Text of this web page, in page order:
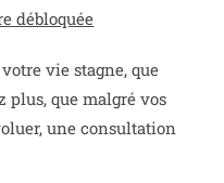
débloquée
vie stagne, que
plus, que malgré vos
une consultation